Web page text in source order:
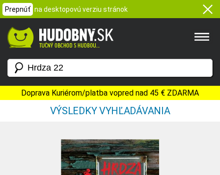
Prepnúť na desktopovú verziu stránok
Doprava Kuriérom/platba vopred nad 45 € ZDARMA
VÝSLEDKY VYHĽADÁVANIA